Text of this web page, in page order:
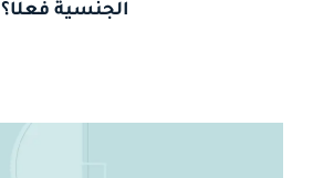
الجنسية فعلًا؟